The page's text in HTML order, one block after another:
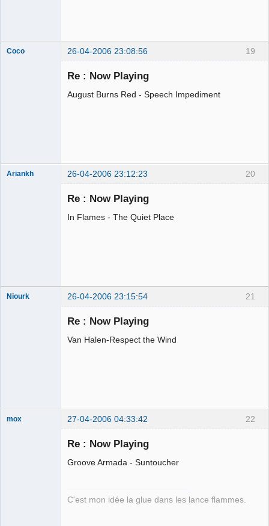
19
Coco 26-04-2006 23:08:56
Re : Now Playing
August Burns Red - Speech Impediment
20
Ariankh 26-04-2006 23:12:23
Re : Now Playing
In Flames - The Quiet Place
21
Niourk 26-04-2006 23:15:54
Re : Now Playing
Van Halen-Respect the Wind
22
mox 27-04-2006 04:33:42
Re : Now Playing
Groove Armada - Suntoucher
C'est mon idée la glue dans les lance flammes.